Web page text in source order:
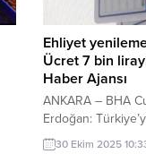
Ehliyet
Ücret 7 bin
Haber Ajansı
ANKARA – BHA
Erdoğan:
olarak emanet
30 Ekim 2025